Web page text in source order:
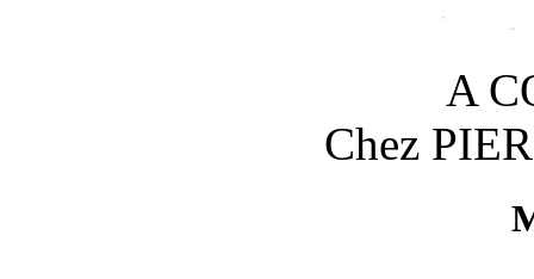
A
Chez